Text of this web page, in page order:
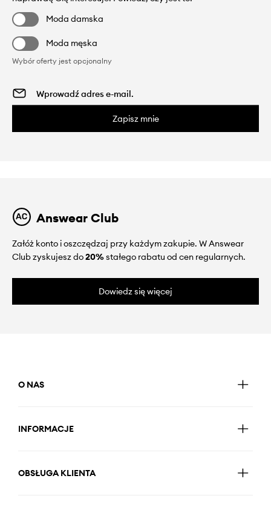
Moda damska
Moda męska
Wybór oferty jest opcjonalny
Zapisz mnie
Answear Club
Załóż konto i oszczędzaj przy każdym zakupie. W Answear
Club zyskujesz do20%stałego rabatu od cen regularnych.
Dowiedz się więcej
O NAS
INFORMACJE
OBSŁUGA KLIENTA